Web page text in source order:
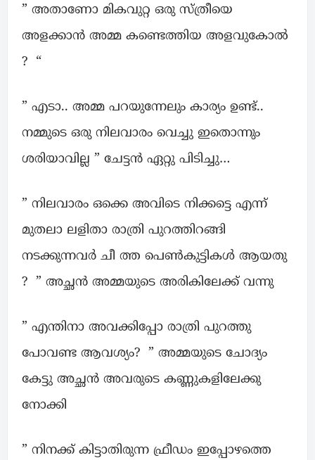
” അതാണോ മികവുറ്റ ഒരു സ്ത്രീയെ
അളക്കാൻ അമ്മ കണ്ടെത്തിയ അളവുകോൽ
? “
” എടാ.. അമ്മ പറയുന്നേലും കാര്യം ഉണ്ട്..
നമ്മുടെ ഒരു നിലവാരം വെച്ചു ഇതൊന്നും
ശരിയാവില്ല ” ചേട്ടൻ ഏറ്റു പിടിച്ചു…
” നിലവാരം ഒക്കെ അവിടെ നിക്കട്ടെ എന്ന്
മുതലാ ലളിതാ രാത്രി പുറത്തിറങ്ങി
നടക്കുന്നവർ ചീ ത്ത പെൺകുട്ടികൾ ആയതു
? ” അച്ഛൻ അമ്മയുടെ അരികിലേക്ക് വന്നു
” എന്തിനാ അവക്കിപ്പോ രാത്രി പുറത്തു
പോവണ്ട ആവശ്യം? ” അമ്മയുടെ ചോദ്യം
കേട്ടു അച്ഛൻ അവരുടെ കണ്ണുകളിലേക്കു
നോക്കി
” നിനക്ക് കിട്ടാതിരുന്ന ഫ്രീഡം ഇപ്പോഴത്തെ